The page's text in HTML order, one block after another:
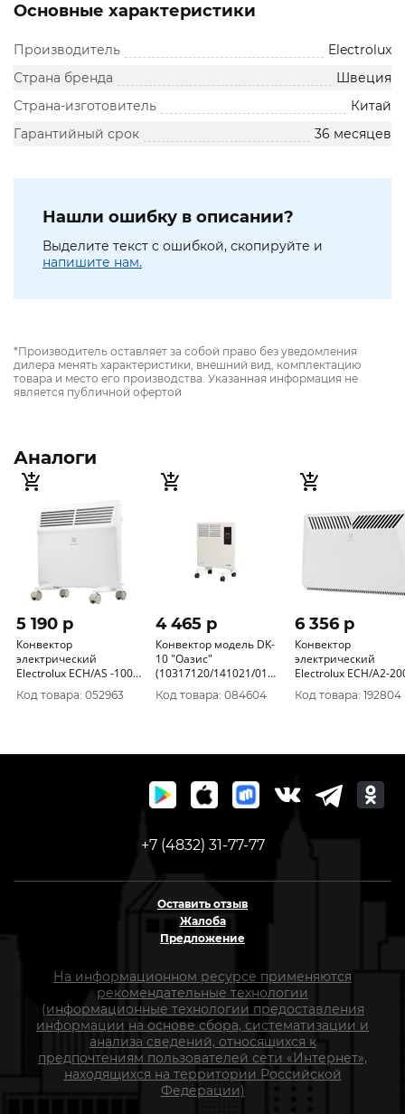
Основные характеристики
Производитель
Electrolux
Страна бренда
Швеция
Страна-изготовитель
Китай
Гарантийный срок
36 месяцев
Нашли ошибку в описании?
Выделите текст с ошибкой, скопируйте и
напишите нам.
*Производитель оставляет за собой право без уведомления
дилера менять характеристики, внешний вид, комплектацию
товара и место его производства. Указанная информация не
является публичной офертой
Аналоги
5 190 p
Конвектор
электрический
Electrolux ECH/AS -1000
MR
Код товара: 052963
4 465 p
Конвектор модель DK-
10 "Оазис"
(10317120/141021/0127624,
КИТАЙ )
Код товара: 084604
6 356 p
Конвектор
электрический
Electrolux ECH/A2-
M
Код товара: 192804
+7 (4832) 31-77-77
Оставить отзыв
Жалоба
Предложение
На информационном ресурсе применяются
рекомендательные технологии
(информационные технологии предоставления
информации на основе сбора, систематизации и
анализа сведений, относящихся к
предпочтениям пользователей сети «Интернет»,
находящихся на территории Российской
Федерации)